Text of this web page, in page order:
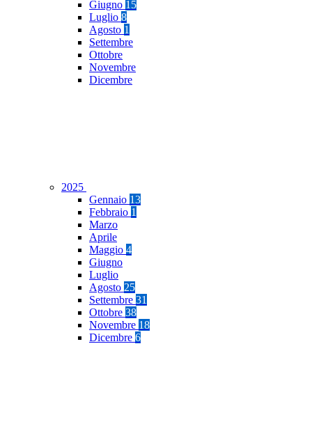
Giugno 15
Luglio 8
Agosto 1
Settembre
Ottobre
Novembre
Dicembre
2025
Gennaio 13
Febbraio 1
Marzo
Aprile
Maggio 4
Giugno
Luglio
Agosto 25
Settembre 31
Ottobre 38
Novembre 18
Dicembre 6